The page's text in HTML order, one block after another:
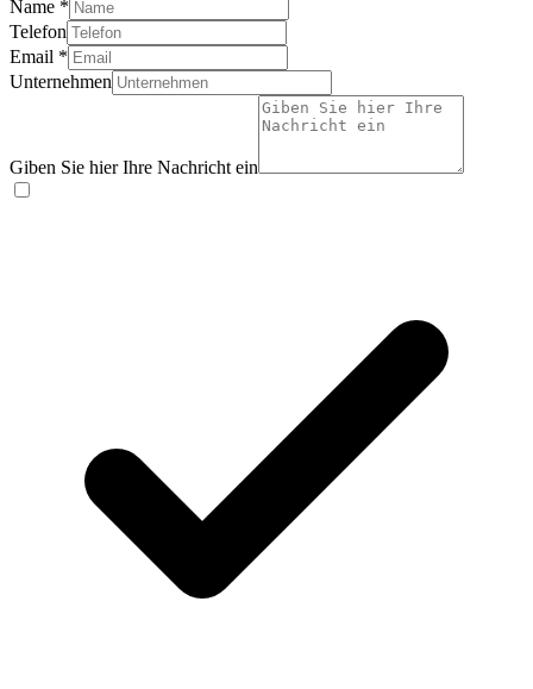
Name *
Telefon
Email *
Unternehmen
Giben Sie hier Ihre Nachricht ein